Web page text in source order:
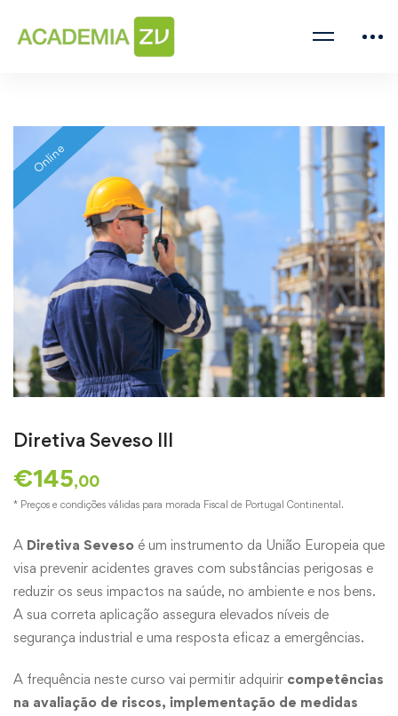
Online
Diretiva Seveso III
€145,00
* Preços e condições válidas para morada Fiscal de Portugal Continental.
A Diretiva Seveso é um instrumento da União Europeia que
visa prevenir acidentes graves com substâncias perigosas e
reduzir os seus impactos na saúde, no ambiente e nos bens.
A sua correta aplicação assegura elevados níveis de
segurança industrial e uma resposta eficaz a emergências.
A frequência neste curso vai permitir adquirir competências
na avaliação de riscos, implementação de medidas